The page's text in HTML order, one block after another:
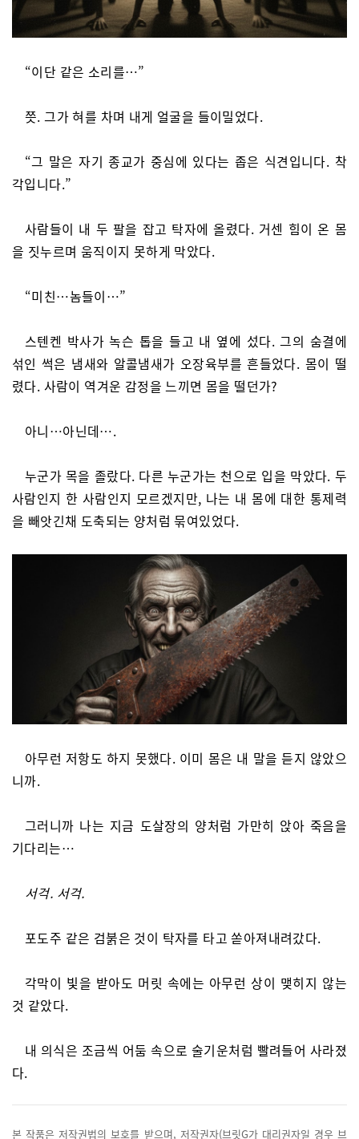
“이단 같은 소리를…”
쯧. 그가 혀를 차며 내게 얼굴을 들이밀었다.
“그 말은 자기 종교가 중심에 있다는 좁은 식견입니다. 착
각입니다.”
사람들이 내 두 팔을 잡고 탁자에 올렸다. 거센 힘이 온 몸
을 짓누르며 움직이지 못하게 막았다.
“미친…놈들이…”
스텐켄 박사가 녹슨 톱을 들고 내 옆에 섰다. 그의 숨결에
섞인 썩은 냄새와 알콜냄새가 오장육부를 흔들었다. 몸이 떨
렸다. 사람이 역겨운 감정을 느끼면 몸을 떨던가?
아니…아닌데….
누군가 목을 졸랐다. 다른 누군가는 천으로 입을 막았다. 두
사람인지 한 사람인지 모르겠지만, 나는 내 몸에 대한 통제력
을 빼앗긴채 도축되는 양처럼 묶여있었다.
아무런 저항도 하지 못했다. 이미 몸은 내 말을 듣지 않았으
니까.
그러니까 나는 지금 도살장의 양처럼 가만히 앉아 죽음을
기다리는…
서걱. 서걱.
포도주 같은 검붉은 것이 탁자를 타고 쏟아져내려갔다.
각막이 빛을 받아도 머릿 속에는 아무런 상이 맺히지 않는
것 같았다.
내 의식은 조금씩 어둠 속으로 술기운처럼 빨려들어 사라졌
다.
본 작품은 저작권법의 보호를 받으며, 저작권자(브릿G가 대리권자일 경우 브